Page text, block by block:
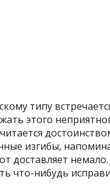
типу
этого
изгибы,
доставляет
что-нибудь